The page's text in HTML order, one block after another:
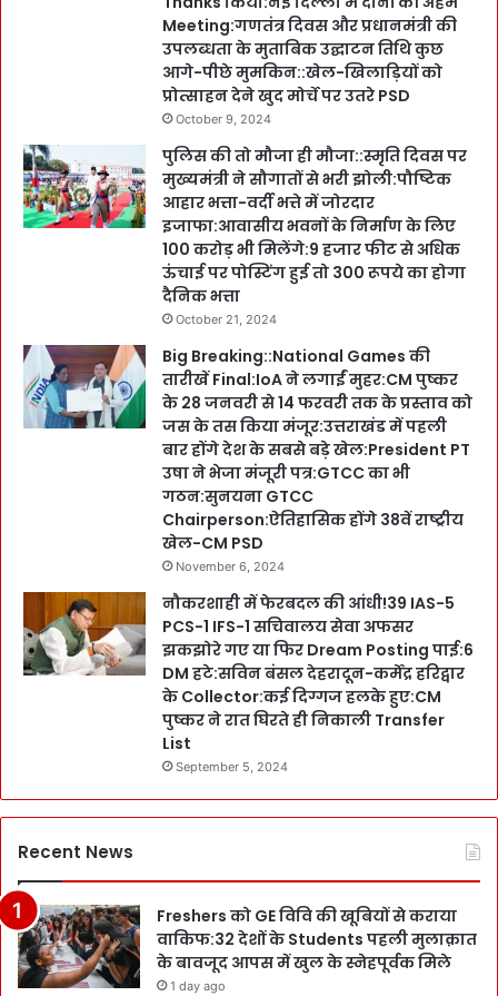
Meeting:गणतंत्र दिवस और प्रधानमंत्री की
उपलब्धता के मुताबिक उद्घाटन तिथि कुछ
आगे-पीछे मुमकिन::खेल-खिलाड़ियों को
प्रोत्साहन देने खुद मोर्चे पर उतरे PSD
October 9, 2024
पुलिस की तो मौजा ही मौजा::स्मृति दिवस पर
मुख्यमंत्री ने सौगातों से भरी झोली:पौष्टिक
आहार भत्ता-वर्दी भत्ते में जोरदार
इजाफा:आवासीय भवनों के निर्माण के लिए
100 करोड़ भी मिलेंगे:9 हजार फीट से अधिक
ऊंचाई पर पोस्टिंग हुई तो 300 रूपये का होगा
दैनिक भत्ता
October 21, 2024
Big Breaking::National Games की
तारीखें Final:IoA ने लगाईं मुहर:CM पुष्कर
के 28 जनवरी से 14 फरवरी तक के प्रस्ताव को
जस के तस किया मंजूर:उत्तराखंड में पहली
बार होंगे देश के सबसे बड़े खेल:President PT
उषा ने भेजा मंजूरी पत्र:GTCC का भी
गठन:सुनयना GTCC
Chairperson:ऐतिहासिक होंगे 38वें राष्ट्रीय
खेल-CM PSD
November 6, 2024
नौकरशाही में फेरबदल की आंधी!39 IAS-5
PCS-1 IFS-1 सचिवालय सेवा अफसर
झकझोरे गए या फिर Dream Posting पाई:6
DM हटे:सविन बंसल देहरादून-कर्मेंद्र हरिद्वार
के Collector:कई दिग्गज हलके हुए:CM
पुष्कर ने रात घिरते ही निकाली Transfer
List
September 5, 2024
Recent News
Freshers को GE विवि की खूबियों से कराया
वाकिफ:32 देशों के Students पहली मुलाक़ात
के बावजूद आपस में खुल के स्नेहपूर्वक मिले
1 day ago